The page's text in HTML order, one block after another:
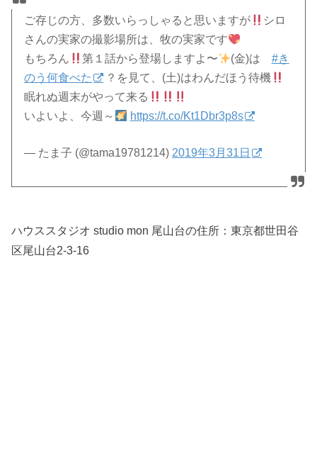
ご存じの方、多数いらっしゃると思いますが
シロ
さんの実家の撮影場所は、牧の実家です
もちろん
第１話から登場しますよ〜 (金)は #き
のう何食べた
？を見て、(土)はわんだほう待機
眠れぬ週末がやって来る
いよいよ、今週～
https://t.co/Kt1Dbr3p8s
— たま子 (@tama19781214)2019年3月31日
ハウススタジオ studio mon 尾山台の住所：東京都世田谷
区尾山台2-3-16